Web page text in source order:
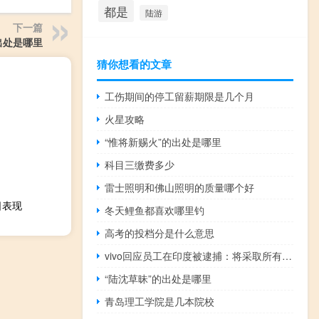
下一篇
处是哪里
现
都是 陆游
猜你想看的文章
工伤期间的停工留薪期限是几个月
火星攻略
“惟将新赐火”的出处是哪里
科目三缴费多少
雷士照明和佛山照明的质量哪个好
冬天鲤鱼都喜欢哪里钓
高考的投档分是什么意思
vivo回应员工在印度被逮捕：将采取所有可行法律措施应对 到底什么情况呢
“陆沈草昧”的出处是哪里
青岛理工学院是几本院校